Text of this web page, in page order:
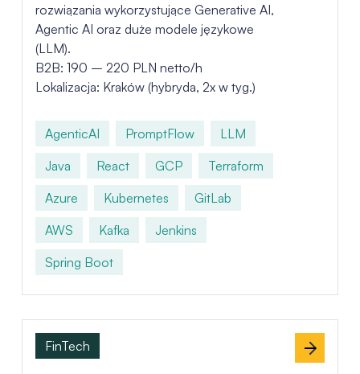
rozwiązania wykorzystujące Generative AI,
Agentic AI oraz duże modele językowe
(LLM).
B2B: 190 – 220 PLN netto/h
Lokalizacja: Kraków (hybryda, 2x w tyg.)
AgenticAI PromptFlow
LLM
Java
React GCP
Terraform
Azure
Kubernetes
GitLab
AWS
Kafka
Jenkins
Spring Boot
FinTech